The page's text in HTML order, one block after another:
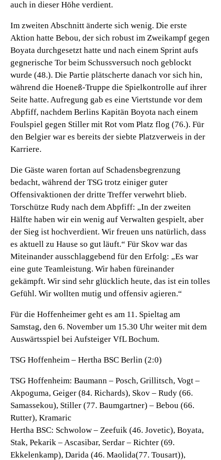
auch in dieser Höhe verdient.
Im zweiten Abschnitt änderte sich wenig. Die erste
Aktion hatte Bebou, der sich robust im Zweikampf gegen
Boyata durchgesetzt hatte und nach einem Sprint aufs
gegnerische Tor beim Schussversuch noch geblockt
wurde (48.). Die Partie plätscherte danach vor sich hin,
während die Hoeneß-Truppe die Spielkontrolle auf ihrer
Seite hatte. Aufregung gab es eine Viertstunde vor dem
Abpfiff, nachdem Berlins Kapitän Boyota nach einem
Foulspiel gegen Stiller mit Rot vom Platz flog (76.). Für
den Belgier war es bereits der siebte Platzverweis in der
Karriere.
Die Gäste waren fortan auf Schadensbegrenzung
bedacht, während der TSG trotz einiger guter
Offensivaktionen der dritte Treffer verwehrt blieb.
Torschütze Rudy nach dem Abpfiff: „In der zweiten
Hälfte haben wir ein wenig auf Verwalten gespielt, aber
der Sieg ist hochverdient. Wir freuen uns natürlich, dass
es aktuell zu Hause so gut läuft.“ Für Skov war das
Miteinander ausschlaggebend für den Erfolg: „Es war
eine gute Teamleistung. Wir haben füreinander
gekämpft. Wir sind sehr glücklich heute, das ist ein tolles
Gefühl. Wir wollten mutig und offensiv agieren.“
Für die Hoffenheimer geht es am 11. Spieltag am
Samstag, den 6. November um 15.30 Uhr weiter mit dem
Auswärtsspiel bei Aufsteiger VfL Bochum.
TSG Hoffenheim – Hertha BSC Berlin (2:0)
TSG Hoffenheim: Baumann – Posch, Grillitsch, Vogt –
Akpoguma, Geiger (84. Richards), Skov – Rudy (66.
Samassekou), Stiller (77. Baumgartner) – Bebou (66.
Rutter), Kramaric
Hertha BSC: Schwolow – Zeefuik (46. Jovetic), Boyata,
Stak, Pekarik – Ascasibar, Serdar – Richter (69.
Ekkelenkamp), Darida (46. Maolida(77. Tousart)),